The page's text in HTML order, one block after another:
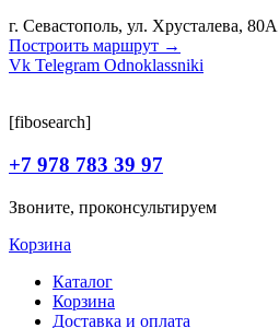
г. Севастополь, ул. Хрусталева, 80А
Построить маршрут →
Vk Telegram Odnoklassniki
[fibosearch]
+7 978 783 39 97
Звоните, проконсультируем
Корзина
Каталог
Корзина
Доставка и оплата